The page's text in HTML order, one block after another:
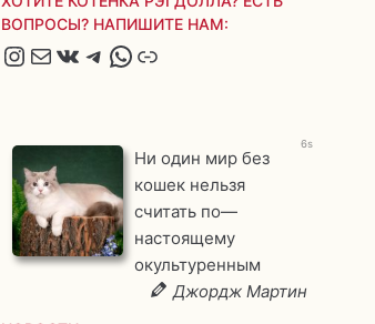
ВОПРОСЫ? НАПИШИТЕ НАМ:
Instagram Почта ВКонтакте Telegram WhatsApp Яндекс.Дзен
5s
Ни один мир без
кошек нельзя
считать по—
настоящему
окультуренным
Джордж Мартин